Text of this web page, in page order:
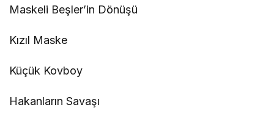
Maskeli Beşler’in Dönüşü
Kızıl Maske
Küçük Kovboy
Hakanların Savaşı